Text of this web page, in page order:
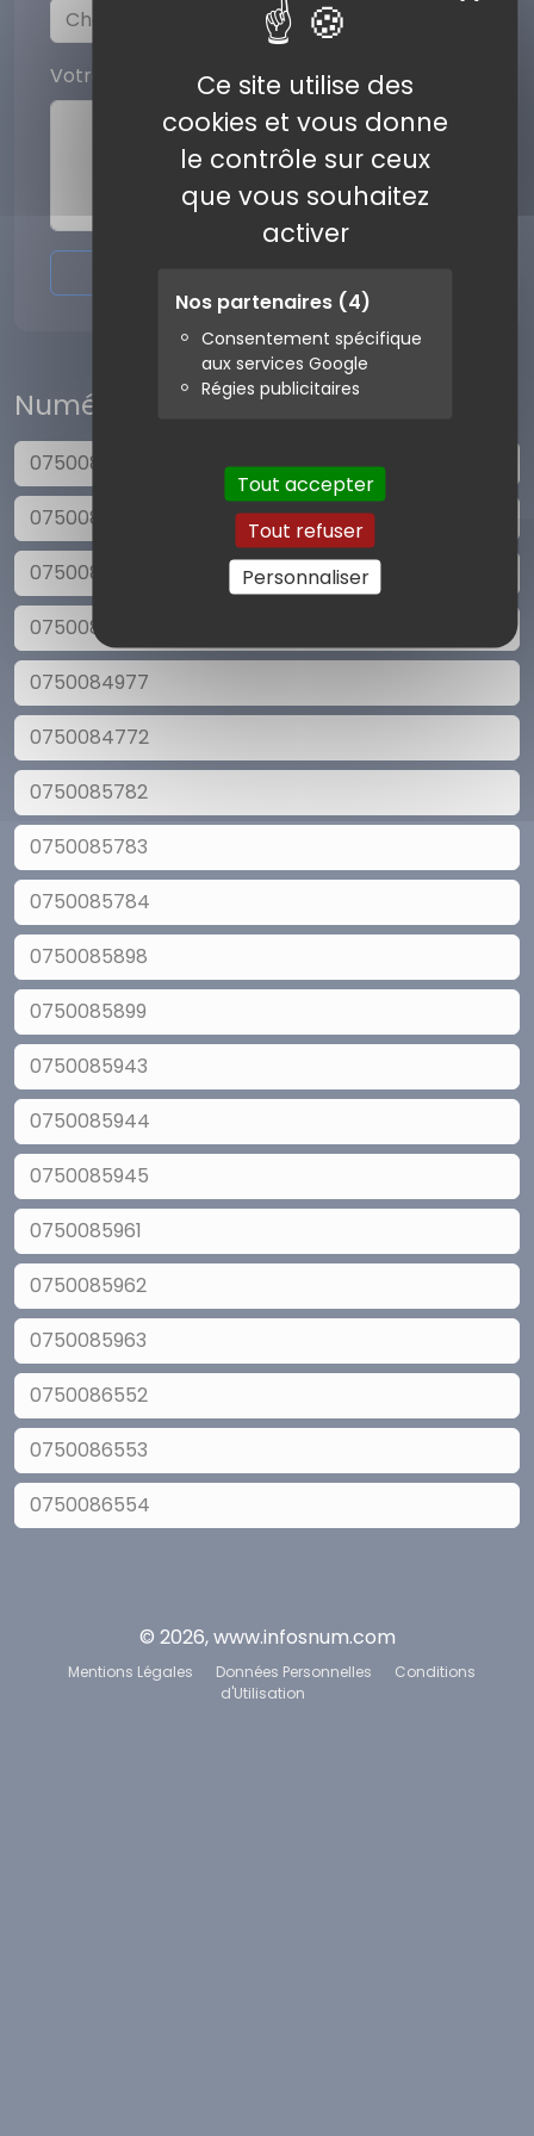
Ce site utilise des
cookies et vous donne
le contrôle sur ceux
que vous souhaitez
activer
Nos partenaires (4)
Consentement spécifique
aux services Google
Régies publicitaires
Tout accepter
Tout refuser
Personnaliser
Votre commentaire
Numéros similaires
0750085005
0750085004
0750084979
0750084978
0750084977
0750084772
0750085782
0750085783
0750085784
0750085898
0750085899
0750085943
0750085944
0750085945
0750085961
0750085962
0750085963
0750086552
0750086553
0750086554
© 2026, www.infosnum.com
Mentions Légales Données Personnelles
Conditions
d'Utilisation